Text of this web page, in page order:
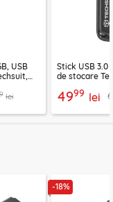
USB
lei
Stick USB 3.0
de stocare
4999 lei
-18%